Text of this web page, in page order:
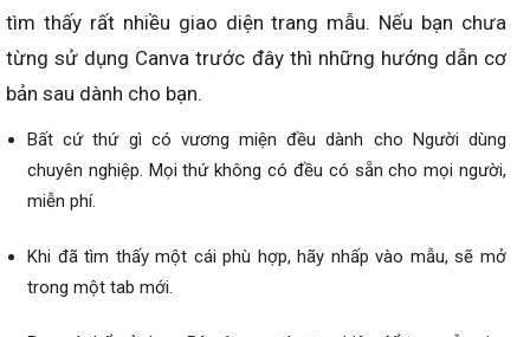
tìm thấy rất nhiều giao diện trang mẫu. Nếu bạn chưa
từng sử dụng Canva trước đây thì những hướng dẫn cơ
bản sau dành cho bạn.
Bất cứ thứ gì có vương miện đều dành cho Người dùng
chuyên nghiệp. Mọi thứ không có đều có sẵn cho mọi người,
miễn phí.
Khi đã tìm thấy một cái phù hợp, hãy nhấp vào mẫu, sẽ mở
trong một tab mới.